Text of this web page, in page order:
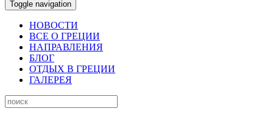
Toggle navigation
НОВОСТИ
ВСЕ О ГРЕЦИИ
НАПРАВЛЕНИЯ
БЛОГ
ОТДЫХ В ГРЕЦИИ
ГАЛЕРЕЯ